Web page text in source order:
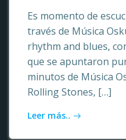
Es momento de
través de Música
rhythm and blues,
que se apuntaron
minutos de Música
Rolling Stones, […]
Leer más..